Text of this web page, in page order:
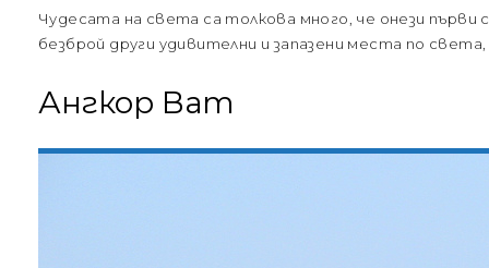
Чудесата на света са толкова много, че онези
безброй други удивителни и запазени места по
Ангкор Ват